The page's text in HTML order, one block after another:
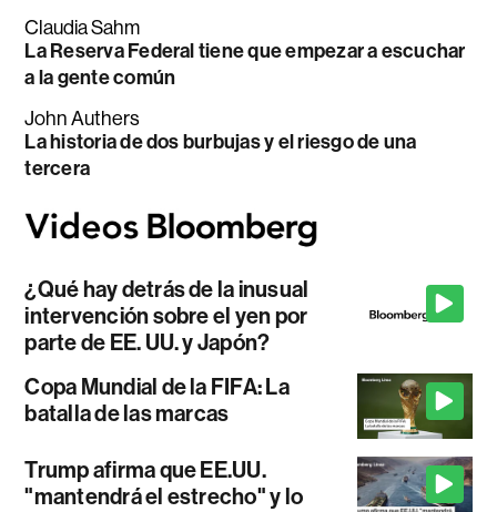
Claudia Sahm
La Reserva Federal tiene que empezar a escuchar
a la gente común
John Authers
La historia de dos burbujas y el riesgo de una
tercera
¿Qué hay detrás de la inusual
intervención sobre el yen por
parte de EE. UU. y Japón?
Copa Mundial de la FIFA: La
batalla de las marcas
Trump afirma que EE.UU.
"mantendrá el estrecho" y lo